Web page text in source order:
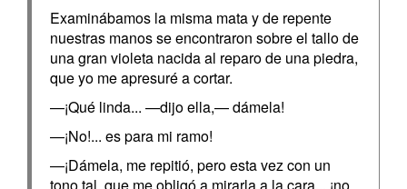
Examinábamos la misma mata y de repente
nuestras manos se encontraron sobre el tallo de
una gran violeta nacida al reparo de una piedra,
que yo me apresuré a cortar.
—¡Qué linda... —dijo ella,— dámela!
—¡No!... es para mi ramo!
—¡Dámela, me repitió, pero esta vez con un